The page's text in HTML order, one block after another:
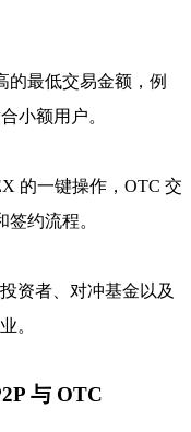
的最低交易金额，例
小额用户。
的一键操作，OTC 交
约流程。
资者、对冲基金以及
。
与 OTC